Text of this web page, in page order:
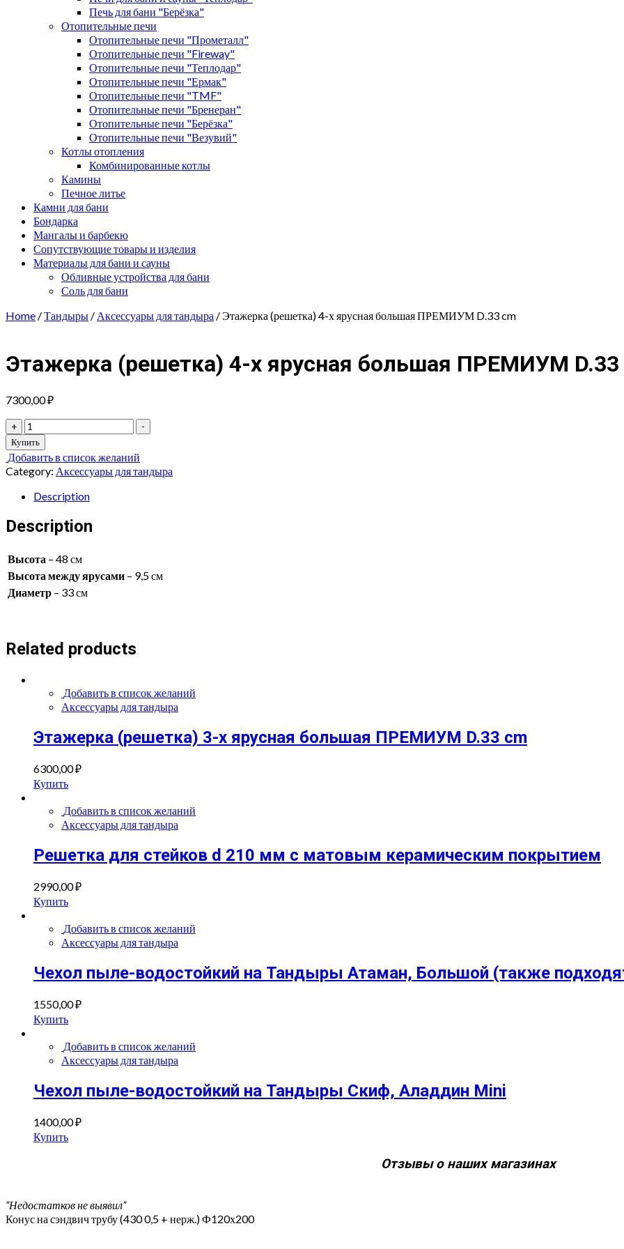
Печь для бани "Берёзка"
Отопительные печи
Отопительные печи "Прометалл"
Отопительные печи "Fireway"
Отопительные печи "Теплодар"
Отопительные печи "Ермак"
Отопительные печи "TMF"
Отопительные печи "Бренеран"
Отопительные печи "Берёзка"
Отопительные печи "Везувий"
Котлы отопления
Комбинированные котлы
Камины
Печное литье
Камни для бани
Бондарка
Мангалы и барбекю
Сопутствующие товары и изделия
Материалы для бани и сауны
Обливные устройства для бани
Соль для бани
Home /Тандыры / Аксессуары для тандыра / Этажерка (решетка) 4-х ярусная большая ПРЕМИУМ D.33 cm
Этажерка (решетка) 4-х ярусная большая ПРЕМИУМ D.33
7300,00₽
+
Этажерка
(решетка)
4-
х
ярусная
большая
D.33
cm
-
Купить
Добавить в список желаний
Category: Аксессуары для тандыра
Description
Description
Высота – 48 см
Высота между ярусами – 9,5 см
Диаметр – 33 см
Related products
Добавить в список желаний
Аксессуары для тандыра
Этажерка (решетка) 3-х ярусная большая ПРЕМИУМ D.33 cm
6300,00₽
Купить
Добавить в список желаний
Аксессуары для тандыра
Решетка для стейков d 210 мм с матовым керамическим покрытием
2990,00₽
Купить
Добавить в список желаний
Аксессуары для тандыра
Чехол пыле-водостойкий на Тандыры Атаман, Большой (также
1550,00₽
Купить
Добавить в список желаний
Аксессуары для тандыра
Чехол пыле-водостойкий на Тандыры Скиф, Аладдин Mini
1400,00₽
Купить
Отзывы о наших магазинах
“Недостатков не выявил”
Конус на сэндвич трубу (430 0,5 + нерж.) Ф120х200